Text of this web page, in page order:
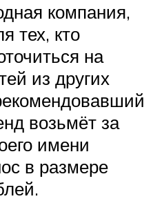
компания,
тех, кто
на
из других
возьмёт за
имени
в размере